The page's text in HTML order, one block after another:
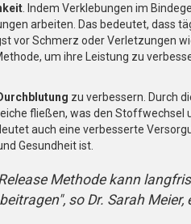
. Indem Verklebungen im
arbeiten. Das bedeutet, dass
vor Schmerz oder Verletzungen
um ihre Leistung zu
zu verbessern. Durch
fließen, was den Stoffwechsel
auch eine verbesserte
Gesundheit ist.
Methode kann
so Dr. Sarah Meier,